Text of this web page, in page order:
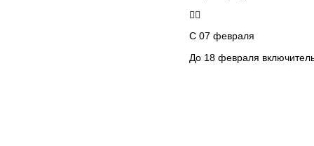
👇🏼
С 07 февраля
До 18 февраля